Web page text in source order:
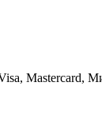
Mastercard,